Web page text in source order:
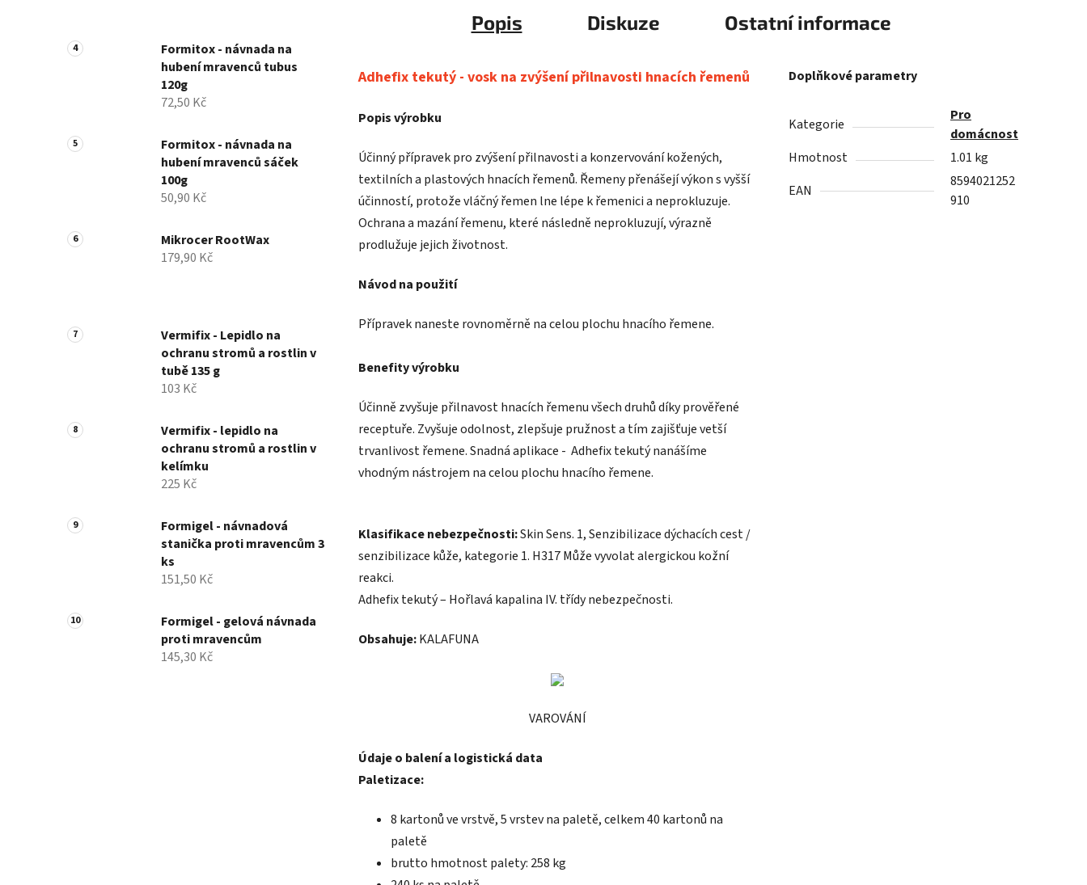
Formitox - návnada na
hubení mravenců tubus
120g
72,50 Kč
Formitox - návnada na
hubení mravenců sáček
100g
50,90 Kč
Mikrocer RootWax
179,90 Kč
Vermifix - Lepidlo na
ochranu stromů a rostlin v
tubě 135 g
103 Kč
Vermifix - lepidlo na
ochranu stromů a rostlin v
kelímku
225 Kč
Formigel - návnadová
stanička proti mravencům 3
ks
151,50 Kč
Formigel - gelová návnada
proti mravencům
145,30 Kč
Popis Diskuze Ostatní informace
Adhefix tekutý - vosk na zvýšení přilnavosti hnacích řemenů
Popis výrobku
Účinný přípravek pro zvýšení přilnavosti a konzervování kožených,
textilních a plastových hnacích řemenů. Řemeny přenášejí výkon s vyšší
účinností, protože vláčný řemen lne lépe k řemenici a neprokluzuje.
Ochrana a mazání řemenu, které následně neprokluzují, výrazně
prodlužuje jejich životnost.
Návod na použití
Přípravek naneste rovnoměrně na celou plochu hnacího řemene.
Benefity výrobku
Účinně zvyšuje přilnavost hnacích řemenu všech druhů díky prověřené
receptuře. Zvyšuje odolnost, zlepšuje pružnost a tím zajišťuje vetší
trvanlivost řemene. Snadná aplikace - Adhefix tekutý nanášíme
vhodným nástrojem na celou plochu hnacího řemene.
Klasifikace nebezpečnosti:Skin Sens. 1, Senzibilizace dýchacích cest /
senzibilizace kůže, kategorie 1. H317 Může vyvolat alergickou kožní
reakci.
Adhefix tekutý – Hořlavá kapalina IV. třídy nebezpečnosti.
Obsahuje:KALAFUNA
VAROVÁNÍ
Údaje o balení a logistická data
Paletizace:
8 kartonů ve vrstvě, 5 vrstev na paletě, celkem 40 kartonů na
paletě
brutto hmotnost palety: 258 kg
Doplňkové parametry
Kategorie
Pro
domácnost
Hmotnost
1.01 kg
EAN
8594021252
910